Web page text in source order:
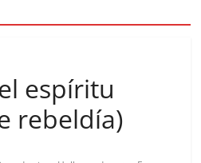
espíritu
rebeldía)